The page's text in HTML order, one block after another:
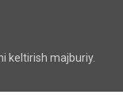
keltirish majburiy.